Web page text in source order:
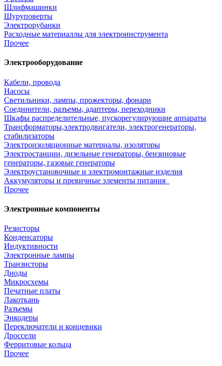
Шлифмашинки
Шуруповерты
Электрорубанки
Расходные материаллы для электроинструмента
Прочее
Электрооборудование
Кабели, провода
Насосы
Светильники, лампы, прожекторы, фонари
Соединители, разъемы, адаптеры, переходники
Шкафы распределительные, пускорегулирующие аппараты
Трансформаторы,электродвигатели, электрогенераторы,
стабилизаторы
Электроизоляционные материалы, изоляторы
Электростанции, дизельные генераторы, бензиновые
генераторы, газовые генераторы
Электроустановочные и электромонтажные изделия
Аккумуляторы и превичные элементы питания
Прочее
Электронные компоненты
Резисторы
Конденсаторы
Индуктивности
Электронные лампы
Транзисторы
Диоды
Микросхемы
Печатные платы
Лакоткань
Разъемы
Энкодеры
Переключатели и концевики
Дроссели
Ферритовые кольца
Прочее